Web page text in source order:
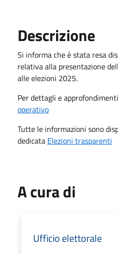
Descrizione
Si informa che è stata resa
relativa alla presentazione
alle elezioni 2025.
Per dettagli e
operativo
Tutte le informazioni sono
dedicata Elezioni trasparenti
A cura di
Ufficio elettorale